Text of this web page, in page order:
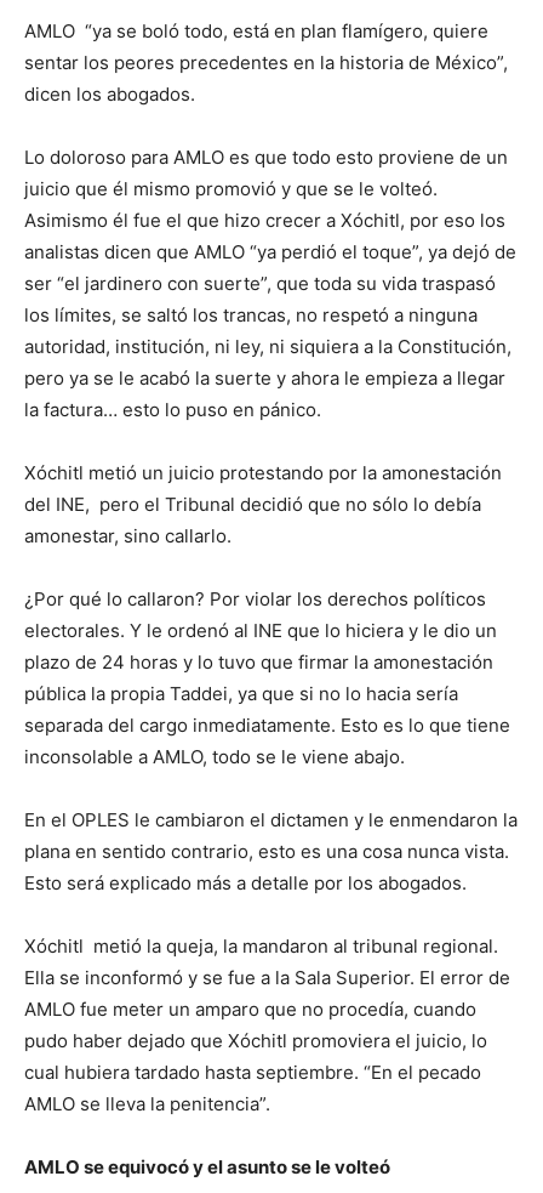
AMLO “ya se boló todo, está en plan flamígero, quiere
sentar los peores precedentes en la historia de México”,
dicen los abogados.
Lo doloroso para AMLO es que todo esto proviene de un
juicio que él mismo promovió y que se le volteó.
Asimismo él fue el que hizo crecer a Xóchitl, por eso los
analistas dicen que AMLO “ya perdió el toque”, ya dejó de
ser “el jardinero con suerte”, que toda su vida traspasó
los límites, se saltó los trancas, no respetó a ninguna
autoridad, institución, ni ley, ni siquiera a la Constitución,
pero ya se le acabó la suerte y ahora le empieza a llegar
la factura… esto lo puso en pánico.
Xóchitl metió un juicio protestando por la amonestación
del INE, pero el Tribunal decidió que no sólo lo debía
amonestar, sino callarlo.
¿Por qué lo callaron? Por violar los derechos políticos
electorales. Y le ordenó al INE que lo hiciera y le dio un
plazo de 24 horas y lo tuvo que firmar la amonestación
pública la propia Taddei, ya que si no lo hacia sería
separada del cargo inmediatamente. Esto es lo que tiene
inconsolable a AMLO, todo se le viene abajo.
En el OPLES le cambiaron el dictamen y le enmendaron la
plana en sentido contrario, esto es una cosa nunca vista.
Esto será explicado más a detalle por los abogados.
Xóchitl metió la queja, la mandaron al tribunal regional.
Ella se inconformó y se fue a la Sala Superior. El error de
AMLO fue meter un amparo que no procedía, cuando
pudo haber dejado que Xóchitl promoviera el juicio, lo
cual hubiera tardado hasta septiembre. “En el pecado
AMLO se lleva la penitencia”.
AMLO se equivocó y el asunto se le volteó